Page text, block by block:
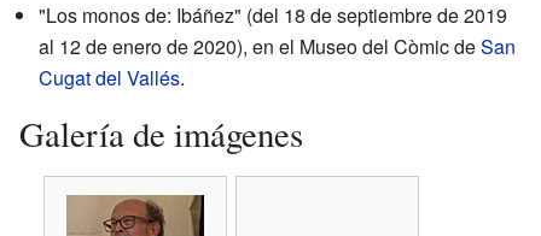
"Los monos de: Ibáñez" (del 18 de septiembre de 2019
al 12 de enero de 2020), en el Museo del Còmic deSan
Cugat del Vallés.
Galería de imágenes